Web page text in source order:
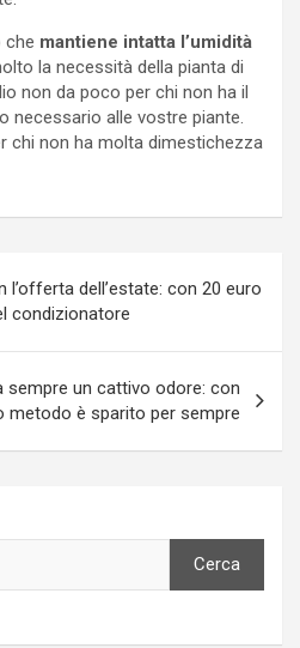
che mantiene intatta l’umidità
la necessità della pianta di
non da poco per chi non ha il
necessario alle vostre piante.
chi non ha molta dimestichezza
dell’estate: con 20 euro
condizionatore
sempre un cattivo odore: con
metodo è sparito per sempre
Cerca